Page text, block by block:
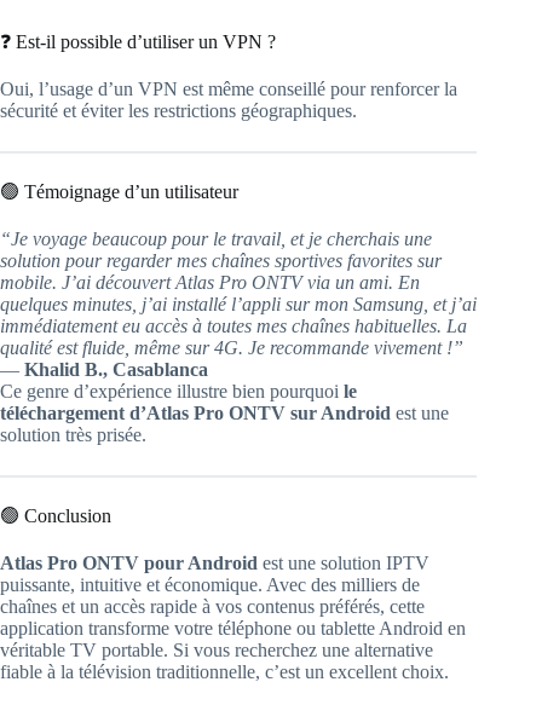
❓ Est-il possible d’utiliser un VPN ?
Oui, l’usage d’un VPN est même conseillé pour renforcer la
sécurité et éviter les restrictions géographiques.
🟢 Témoignage d’un utilisateur
“Je voyage beaucoup pour le travail, et je cherchais une
solution pour regarder mes chaînes sportives favorites sur
mobile. J’ai découvert Atlas Pro ONTV via un ami. En
quelques minutes, j’ai installé l’appli sur mon Samsung, et j’ai
immédiatement eu accès à toutes mes chaînes habituelles. La
qualité est fluide, même sur 4G. Je recommande vivement !”
— Khalid B., Casablanca
Ce genre d’expérience illustre bien pourquoi le
téléchargement d’Atlas Pro ONTV sur Android est une
solution très prisée.
🟢 Conclusion
Atlas Pro ONTV pour Android est une solution IPTV
puissante, intuitive et économique. Avec des milliers de
chaînes et un accès rapide à vos contenus préférés, cette
application transforme votre téléphone ou tablette Android en
véritable TV portable. Si vous recherchez une alternative
fiable à la télévision traditionnelle, c’est un excellent choix.